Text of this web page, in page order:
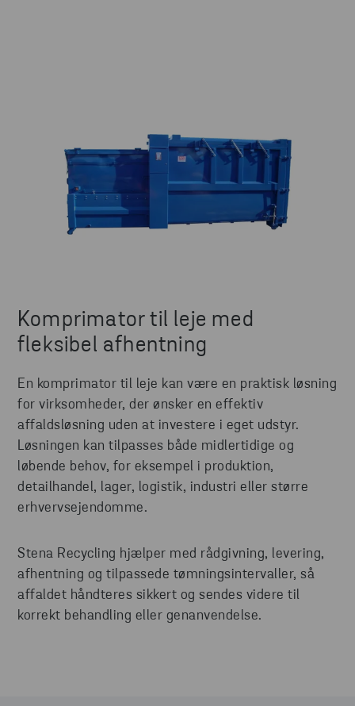
Komprimator til leje med
fleksibel afhentning
En komprimator til leje kan være en praktisk løsning
for virksomheder, der ønsker en effektiv
affaldsløsning uden at investere i eget udstyr.
Løsningen kan tilpasses både midlertidige og
løbende behov, for eksempel i produktion,
detailhandel, lager, logistik, industri eller større
erhvervsejendomme.
Stena Recycling hjælper med rådgivning, levering,
afhentning og tilpassede tømningsintervaller, så
affaldet håndteres sikkert og sendes videre til
korrekt behandling eller genanvendelse.